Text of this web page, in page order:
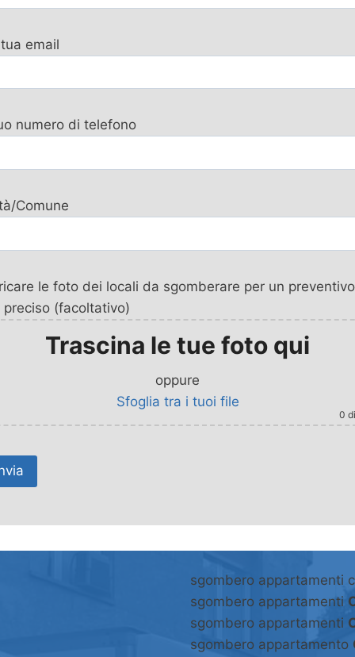
email
numero di telefono
Comune
le foto dei locali da sgomberare per un preventivo
preciso (facoltativo)
Trascina le tue foto qui
oppure
Sfoglia tra i tuoi file
0
sgombero appartamenti
sgombero appartamenti
sgombero appartamenti
sgombero appartamento